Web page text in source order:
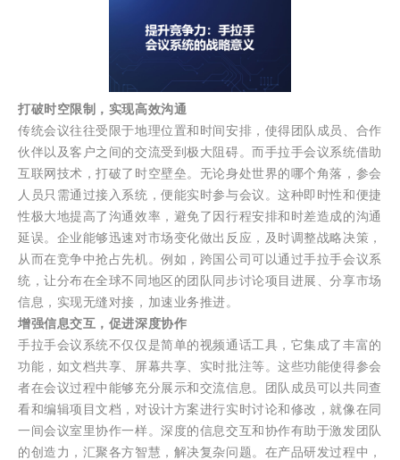
打破时空限制，实现高效沟通
传统会议往往受限于地理位置和时间安排，使得团队成员、合作
伙伴以及客户之间的交流受到极大阻碍。而手拉手会议系统借助
互联网技术，打破了时空壁垒。无论身处世界的哪个角落，参会
人员只需通过接入系统，便能实时参与会议。这种即时性和便捷
性极大地提高了沟通效率，避免了因行程安排和时差造成的沟通
延误。企业能够迅速对市场变化做出反应，及时调整战略决策，
从而在竞争中抢占先机。例如，跨国公司可以通过手拉手会议系
统，让分布在全球不同地区的团队同步讨论项目进展、分享市场
信息，实现无缝对接，加速业务推进。
增强信息交互，促进深度协作
手拉手会议系统不仅仅是简单的视频通话工具，它集成了丰富的
功能，如文档共享、屏幕共享、实时批注等。这些功能使得参会
者在会议过程中能够充分展示和交流信息。团队成员可以共同查
看和编辑项目文档，对设计方案进行实时讨论和修改，就像在同
一间会议室里协作一样。深度的信息交互和协作有助于激发团队
的创造力，汇聚各方智慧，解决复杂问题。在产品研发过程中，